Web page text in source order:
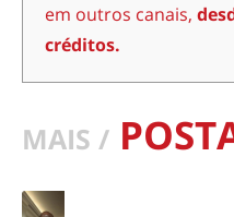
em outros canais,
créditos.
MAIS /